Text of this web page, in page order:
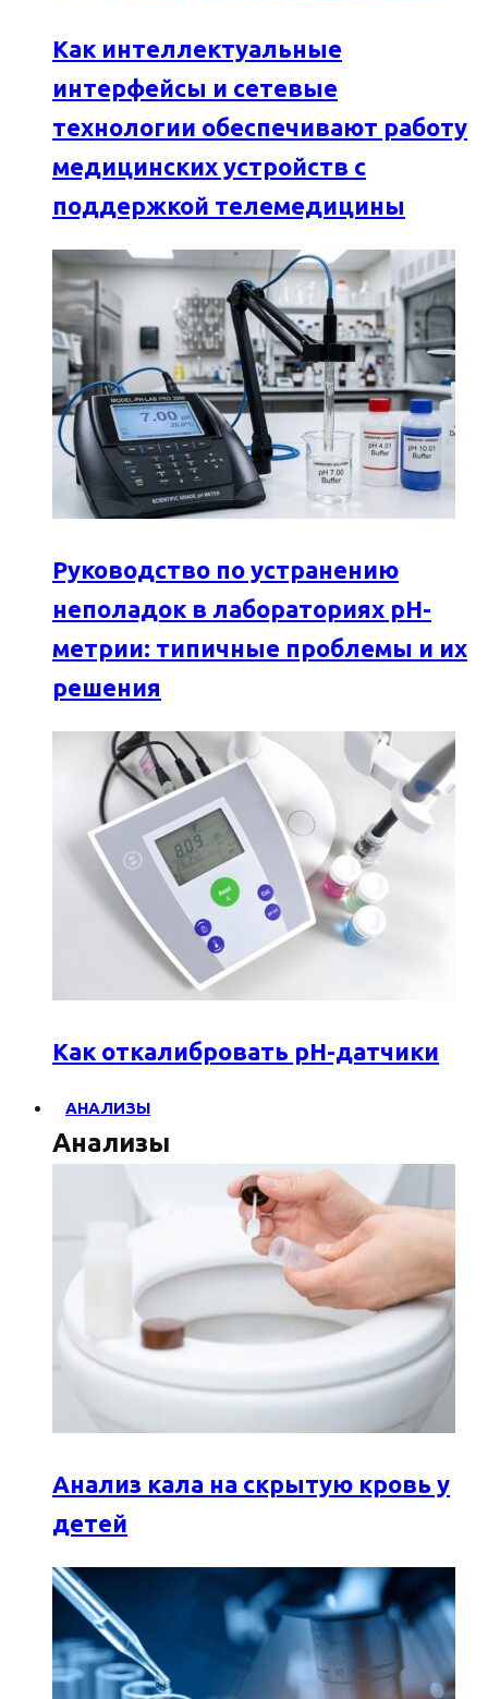
Как интеллектуальные
интерфейсы и сетевые
технологии обеспечивают работу
медицинских устройств с
поддержкой телемедицины
Руководство по устранению
неполадок в лабораториях pH-
метрии: типичные проблемы и их
решения
Как откалибровать pH-датчики
АНАЛИЗЫ
Анализы
Анализ кала на скрытую кровь у
детей